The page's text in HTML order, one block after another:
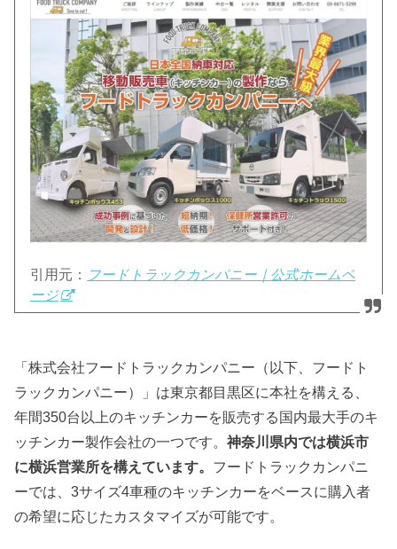
引用元：
フードトラックカンパニー｜公式ホームペ
ージ
「株式会社フードトラックカンパニー（以下、フードト
ラックカンパニー）」は東京都目黒区に本社を構える、
年間350台以上のキッチンカーを販売する国内最大手のキ
ッチンカー製作会社の一つです。神奈川県内では横浜市
に横浜営業所を構えています。 フードトラックカンパニ
ーでは、3サイズ4車種のキッチンカーをベースに購入者
の希望に応じたカスタマイズが可能です。